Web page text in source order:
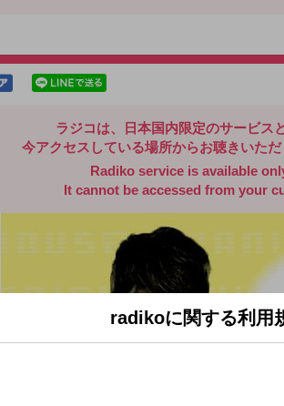
ラジコは、日本国内限定のサービス
今アクセスしている場所からお聴きいただ
Radiko service is available
It cannot be accessed from your
radikoに関する利用